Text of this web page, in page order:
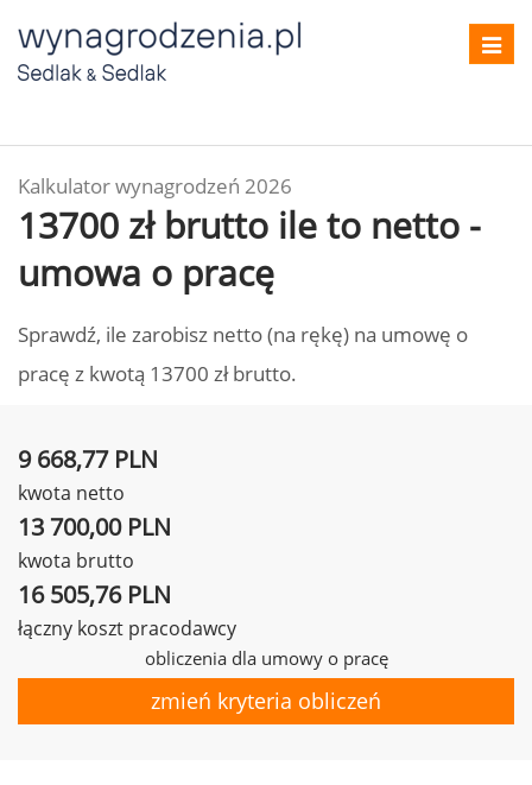
Kalkulator wynagrodzeń 2026
13700 zł brutto ile to netto -
umowa o pracę
Sprawdź, ile zarobisz netto (na rękę) na umowę o
pracę z kwotą 13700 zł brutto.
9 668,77 PLN
kwota netto
13 700,00 PLN
kwota brutto
16 505,76 PLN
łączny koszt pracodawcy
obliczenia dla umowy o pracę
zmień kryteria obliczeń